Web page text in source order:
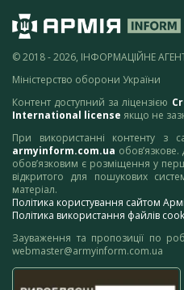
© 2018 - 2026, ІНФОРМАЦІЙНЕ
Міністерство оборони України
Контент доступний за ліцензією
International license якщо не
При використанні контенту з
armyinform.com.ua обов’язкове.
обов’язковим є розміщення у
відкритого для пошукових
матеріал.
Політика користування сайтом
Політика використання файлів
Зауваження та пропозиції по
webmaster@armyinform.com.ua